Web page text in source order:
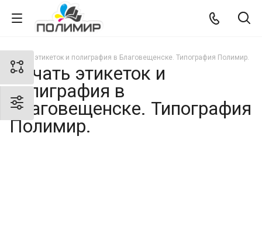
Печать этикеток и полиграфия в Благовещенске. Типография Полимир.
Печать этикеток и
полиграфия в
Благовещенске. Типография
Полимир.